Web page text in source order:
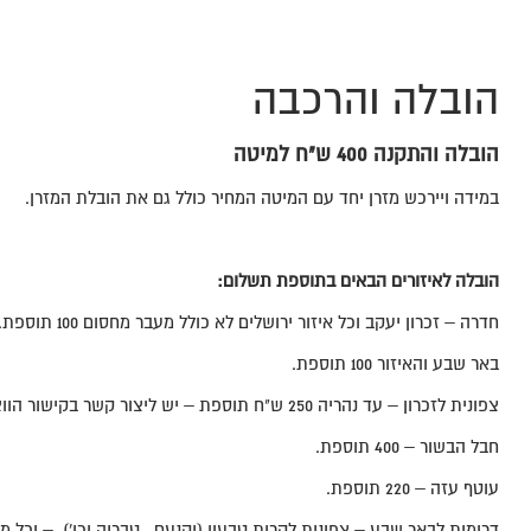
הובלה והרכבה
הובלה והתקנה 400 ש"ח למיטה
במידה ויירכש מזרן יחד עם המיטה המחיר כולל גם את הובלת המזרן.
הובלה לאיזורים הבאים בתוספת תשלום:
חדרה – זכרון יעקב וכל איזור ירושלים לא כולל מעבר מחסום 100 תוספת.
באר שבע והאיזור 100 תוספת.
צפונית לזכרון – עד נהריה 250 ש"ח תוספת – יש ליצור קשר בקישור הווצאפ טרם ההזמנה
חבל הבשור – 400 תוספת.
עוטף עזה – 220 תוספת.